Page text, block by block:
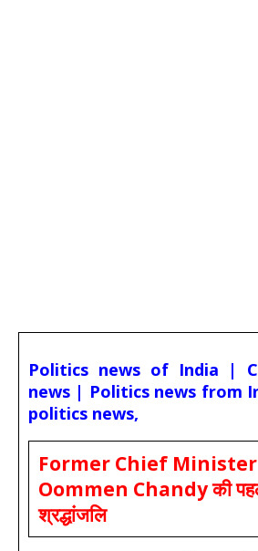
Politics news of India |
news | Politics news from
politics news,
Former Chief
Oommen Chandy की
श्रद्धांजलि